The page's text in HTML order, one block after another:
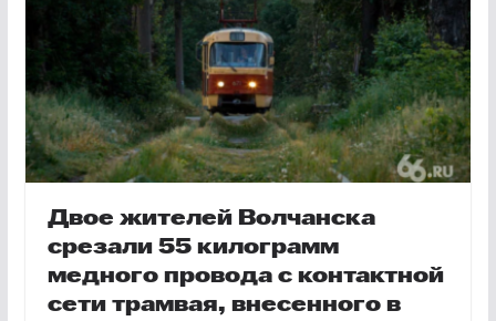
Двое жителей Волчанска
срезали 55 килограмм
медного провода с контактной
сети трамвая, внесенного в